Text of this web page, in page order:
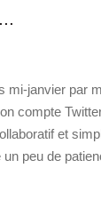
mi-janvier par
compte
et
peu de